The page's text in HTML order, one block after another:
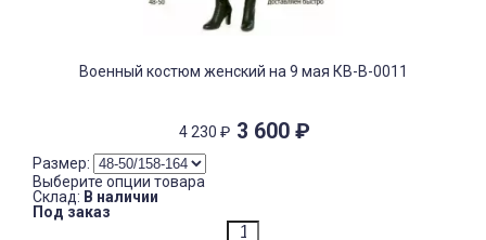
Военный костюм женский на 9 мая КВ-В-0011
4 230 ₽ 3 600 ₽
Размер:
Выберите опции товара
Склад: В наличии
Под заказ